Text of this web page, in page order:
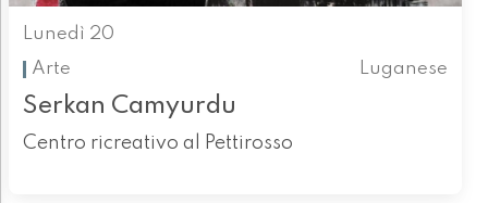
Lunedì 20
Arte
Luganese
Serkan Camyurdu
Centro ricreativo al Pettirosso